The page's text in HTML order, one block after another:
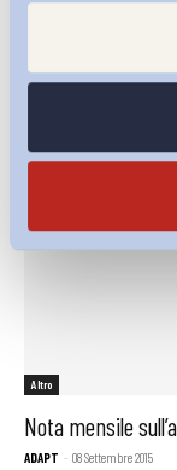
Altro
Nota mensile
ADAPT - 08 Settembre 2015